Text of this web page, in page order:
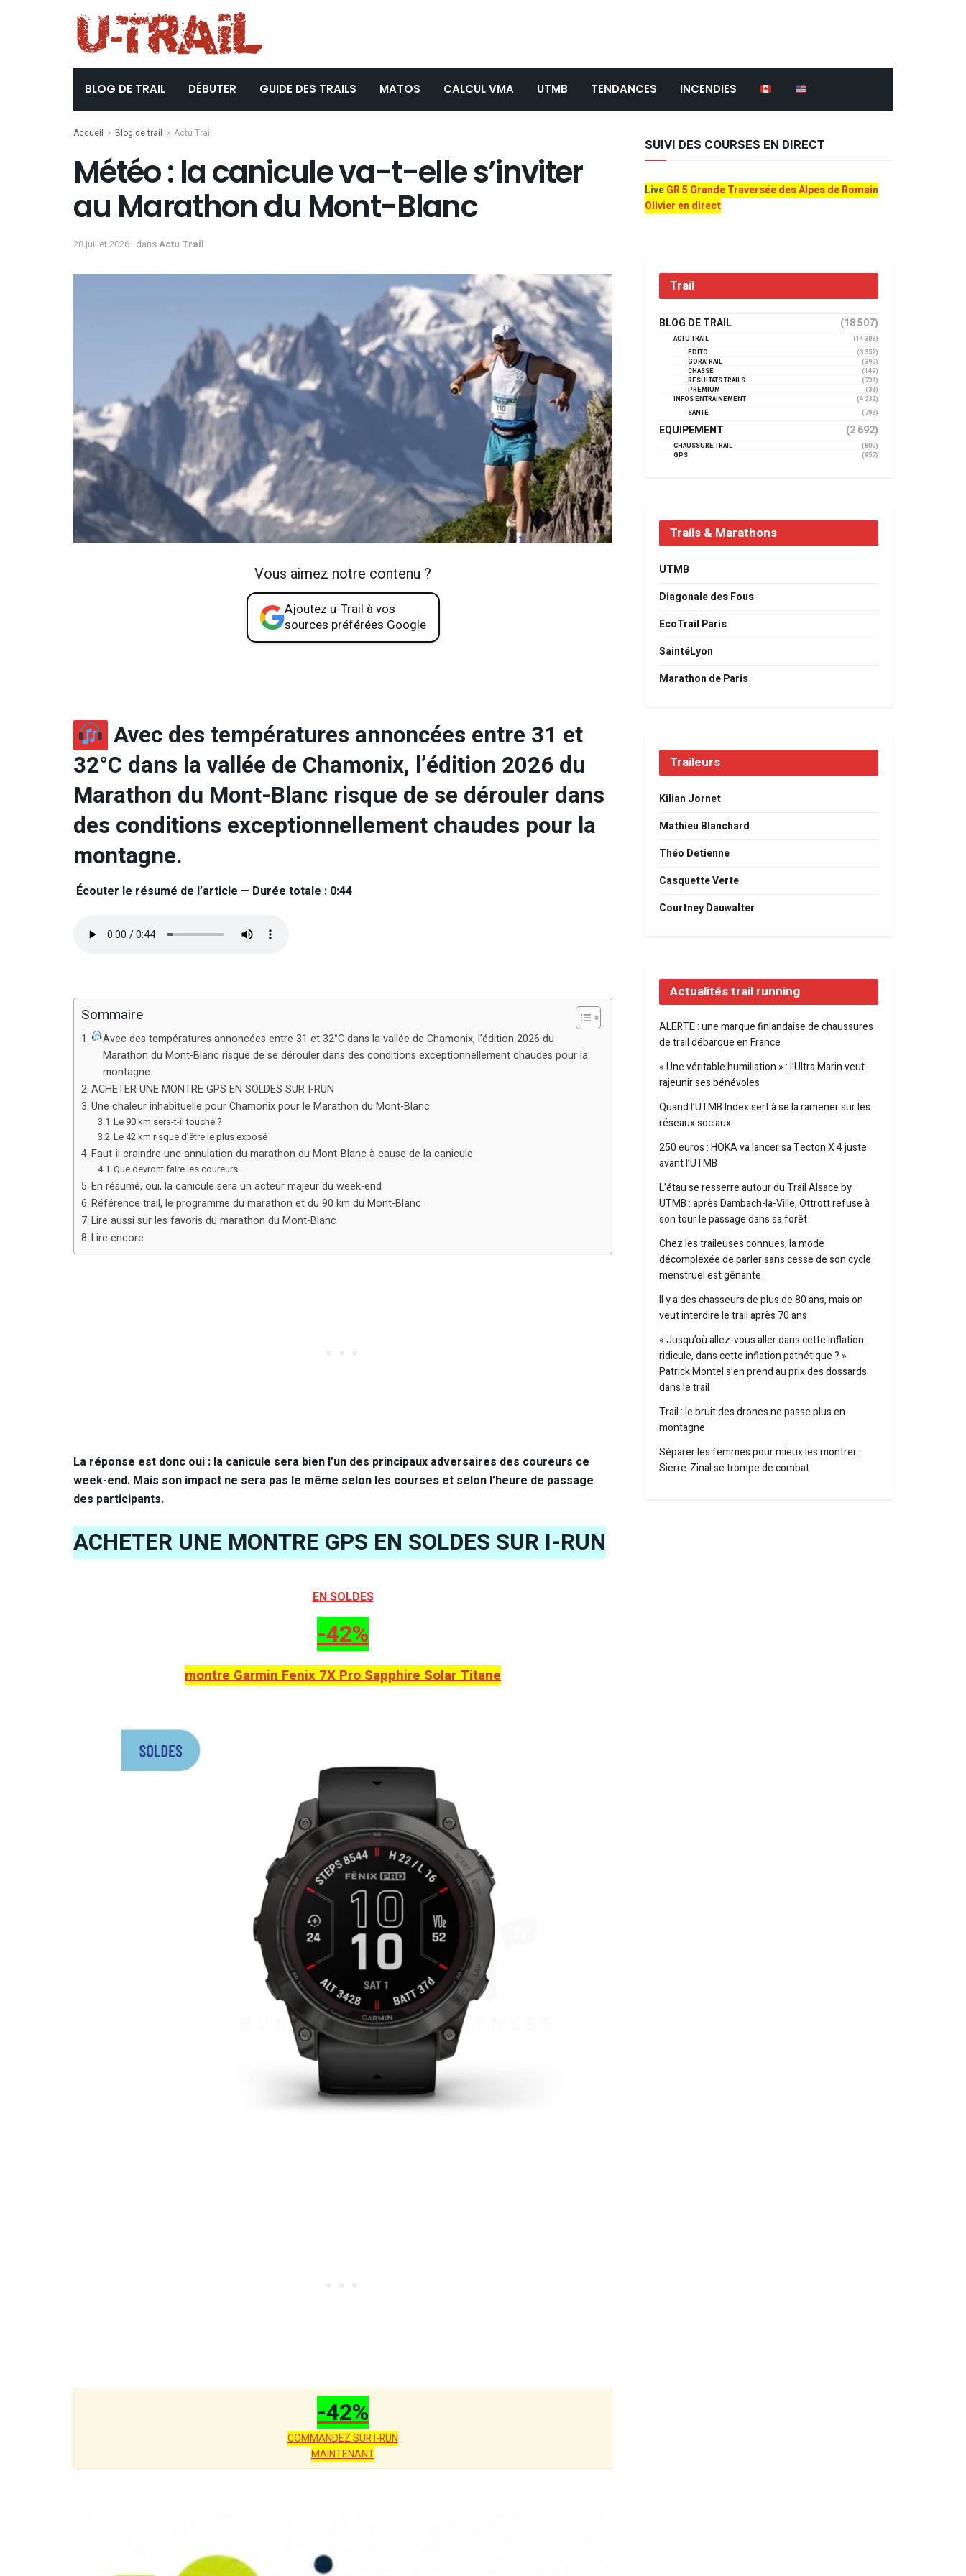
BLOG DE TRAIL DÉBUTER GUIDE DES TRAILS MATOS CALCUL VMA UTMB TENDANCES INCENDIES
Accueil Blog de trail Actu Trail
Météo : la canicule va-t-elle s’inviter
au Marathon du Mont-Blanc
28 juillet 2026 dansActu Trail
Vous aimez notre contenu ?
Ajoutez u-Trail à vos
sources préférées Google
Avec des températures annoncées entre 31 et
32°C dans la vallée de Chamonix, l’édition 2026 du
Marathon du Mont-Blanc risque de se dérouler dans
des conditions exceptionnellement chaudes pour la
montagne.
Écouter le résumé de l’article — Durée totale : 0:44
Sommaire
Avec des températures annoncées entre 31 et 32°C dans la vallée de Chamonix, l’édition 2026 du
Marathon du Mont-Blanc risque de se dérouler dans des conditions exceptionnellement chaudes pour la
montagne.
ACHETER UNE MONTRE GPS EN SOLDES SUR I-RUN
Une chaleur inhabituelle pour Chamonix pour le Marathon du Mont-Blanc
Le 90 km sera-t-il touché ?
Le 42 km risque d’être le plus exposé
Faut-il craindre une annulation du marathon du Mont-Blanc à cause de la canicule
Que devront faire les coureurs
En résumé, oui, la canicule sera un acteur majeur du week-end
Référence trail, le programme du marathon et du 90 km du Mont-Blanc
Lire aussi sur les favoris du marathon du Mont-Blanc
Lire encore
La réponse est donc oui : la canicule sera bien l’un des principaux adversaires des coureurs ce
week-end. Mais son impact ne sera pas le même selon les courses et selon l’heure de passage
des participants.
ACHETER UNE MONTRE GPS EN SOLDES SUR I-RUN
EN SOLDES
-42%
montre Garmin Fenix 7X Pro Sapphire Solar Titane
-42%
COMMANDEZ SUR I-RUN
MAINTENANT
SUIVI DES COURSES EN DIRECT
LiveGR 5 Grande Traversée des Alpes de Romain
Olivier en direct
Trail
BLOG DE TRAIL (18 507)
ACTU TRAIL
(14 303)
EDITO
(3 352)
GORATRAIL
(390)
CHASSE
(149)
RÉSULTATS TRAILS
(738)
PREMIUM
(38)
INFOS ENTRAINEMENT
(4 232)
SANTÉ
(793)
EQUIPEMENT (2 692)
CHAUSSURE TRAIL
(800)
GPS
(957)
Trails & Marathons
UTMB
Diagonale des Fous
EcoTrail Paris
SaintéLyon
Marathon de Paris
Traileurs
Kilian Jornet
Mathieu Blanchard
Théo Detienne
Casquette Verte
Courtney Dauwalter
Actualités trail running
ALERTE : une marque finlandaise de chaussures
de trail débarque en France
« Une véritable humiliation » : l’Ultra Marin veut
rajeunir ses bénévoles
Quand l’UTMB Index sert à se la ramener sur les
réseaux sociaux
250 euros : HOKA va lancer sa Tecton X 4 juste
avant l’UTMB
L’étau se resserre autour du Trail Alsace by
UTMB : après Dambach-la-Ville, Ottrott refuse à
son tour le passage dans sa forêt
Chez les traileuses connues, la mode
décomplexée de parler sans cesse de son cycle
menstruel est gênante
Il y a des chasseurs de plus de 80 ans, mais on
veut interdire le trail après 70 ans
« Jusqu’où allez-vous aller dans cette inflation
ridicule, dans cette inflation pathétique ? »
Patrick Montel s’en prend au prix des dossards
dans le trail
Trail : le bruit des drones ne passe plus en
montagne
Séparer les femmes pour mieux les montrer :
Sierre-Zinal se trompe de combat